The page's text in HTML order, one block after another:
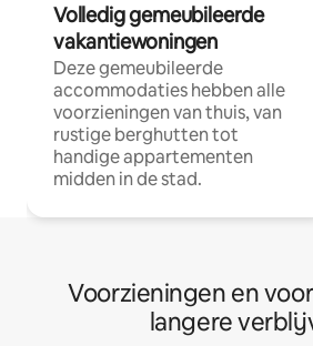
Volledig gemeubileerde
vakantiewoningen
Deze gemeubileerde
accommodaties hebben alle
voorzieningen van thuis, van
rustige berghutten tot
handige appartementen
midden in de stad.
Voorzieningen en
langere